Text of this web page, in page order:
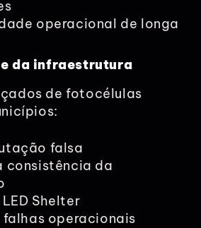
operacional de longa
da infraestrutura
de fotocélulas
falsa
consistência da
Shelter
falhas operacionais